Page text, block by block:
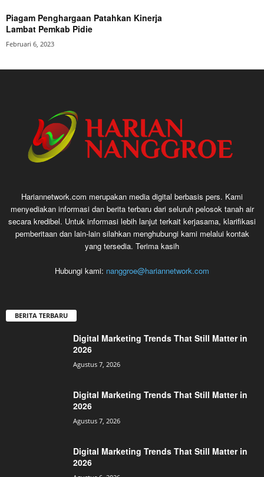
Piagam Penghargaan Patahkan Kinerja
Lambat Pemkab Pidie
Februari 6, 2023
Hariannetwork.com merupakan media digital berbasis pers. Kami
menyediakan informasi dan berita terbaru dari seluruh pelosok tanah air
secara kredibel. Untuk informasi lebih lanjut terkait kerjasama, klarifikasi
pemberitaan dan lain-lain silahkan menghubungi kami melalui kontak
yang tersedia. Terima kasih
Hubungi kami: nanggroe@hariannetwork.com
BERITA TERBARU
Digital Marketing Trends That Still Matter in
2026
Agustus 7, 2026
Digital Marketing Trends That Still Matter in
2026
Agustus 7, 2026
Digital Marketing Trends That Still Matter in
2026